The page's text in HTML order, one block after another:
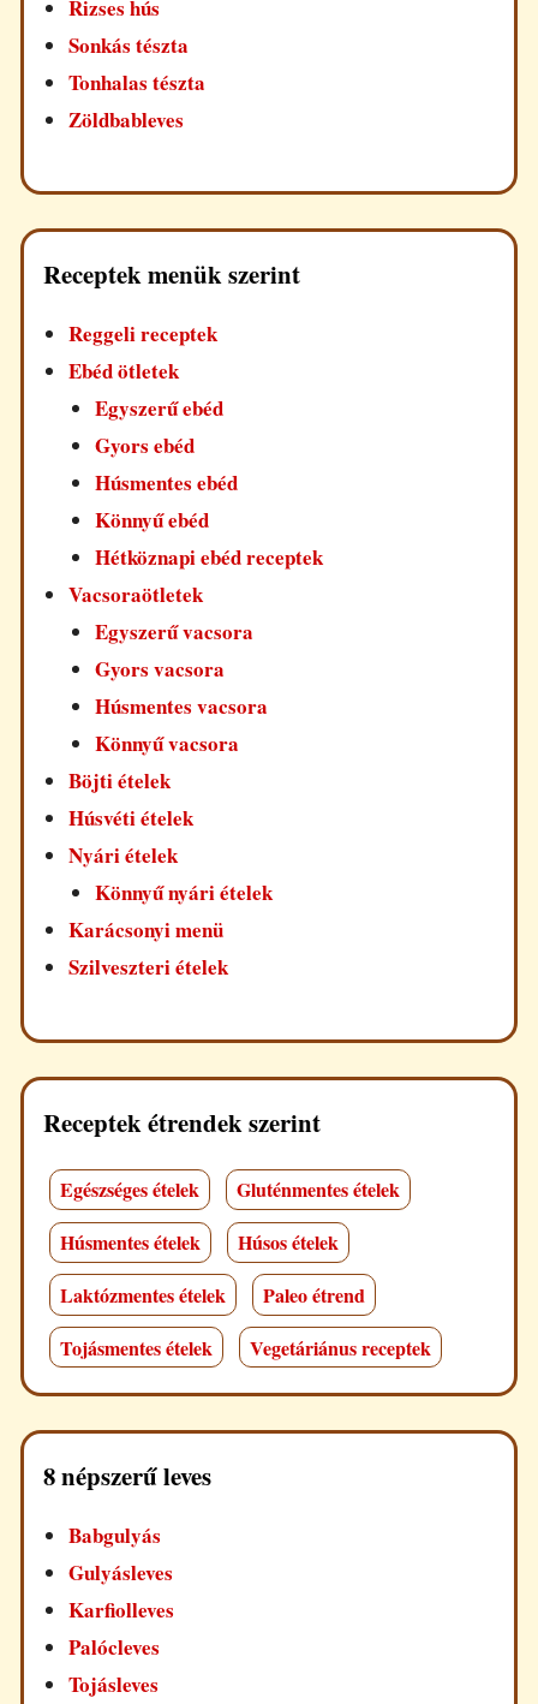
Rizses hús
Sonkás tészta
Tonhalas tészta
Zöldbableves
Receptek menük szerint
Reggeli receptek
Ebéd ötletek
Egyszerű ebéd
Gyors ebéd
Húsmentes ebéd
Könnyű ebéd
Hétköznapi ebéd receptek
Vacsoraötletek
Egyszerű vacsora
Gyors vacsora
Húsmentes vacsora
Könnyű vacsora
Böjti ételek
Húsvéti ételek
Nyári ételek
Könnyű nyári ételek
Karácsonyi menü
Szilveszteri ételek
Receptek étrendek szerint
Egészséges ételek
Gluténmentes ételek
Húsmentes ételek
Húsos ételek
Laktózmentes ételek
Paleo étrend
Tojásmentes ételek
Vegetáriánus receptek
8 népszerű leves
Babgulyás
Gulyásleves
Karfiolleves
Palócleves
Tojásleves